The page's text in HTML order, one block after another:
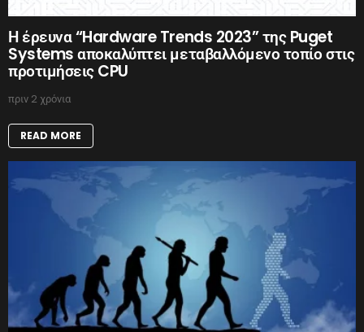
Η έρευνα “Hardware Trends 2023” της Puget
Systems αποκαλύπτει μεταβαλλόμενο τοπίο στις
προτιμήσεις CPU
πριν 2 χρόνια
READ MORE